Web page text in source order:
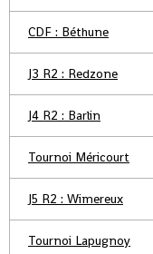
CDF : Béthune
J3 R2 : Redzone
J4 R2 : Barlin
Tournoi Méricourt
J5 R2 : Wimereux
Tournoi Lapugnoy